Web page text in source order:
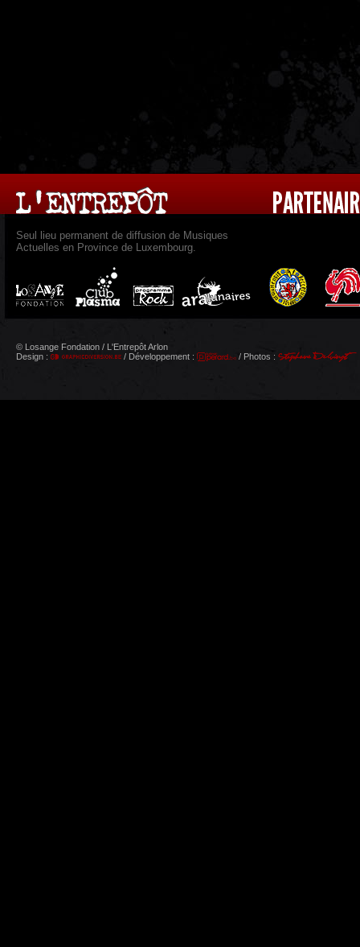
Seul lieu permanent de diffusion de Musiques
Actuelles en Province de Luxembourg.
© Losange Fondation / L'Entrepôt Arlon
Design :
/ Développement : / Photos :